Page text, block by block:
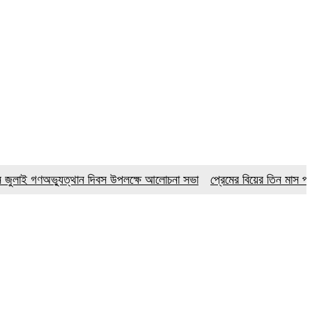
দিবস উপলক্ষে আলোচনা সভা প্রেমের বিয়ের তিন মাস পর